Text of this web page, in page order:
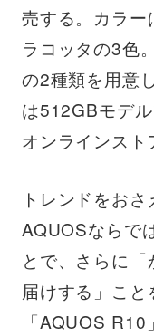
売する。カラ
ラコッタの3色
の2種類を用意
は512GBモデ
オンラインスト
トレンドをお
AQUOSならで
とで、さらに
届けする」こ
「AQUOS